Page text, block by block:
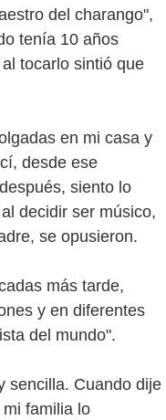
del charango",
tenía 10 años
tocarlo sintió que
en mi casa y
desde ese
siento lo
decidir ser músico,
se opusieron.
más tarde,
y en diferentes
del mundo".
sencilla. Cuando dije
familia lo